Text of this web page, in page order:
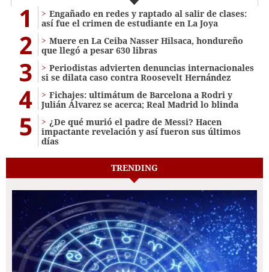
1
Engañado en redes y raptado al salir de clases:
así fue el crimen de estudiante en La Joya
2
Muere en La Ceiba Nasser Hilsaca, hondureño
que llegó a pesar 630 libras
3
Periodistas advierten denuncias internacionales
si se dilata caso contra Roosevelt Hernández
4
Fichajes: ultimátum de Barcelona a Rodri y
Julián Álvarez se acerca; Real Madrid lo blinda
5
¿De qué murió el padre de Messi? Hacen
impactante revelación y así fueron sus últimos
días
TRENDING